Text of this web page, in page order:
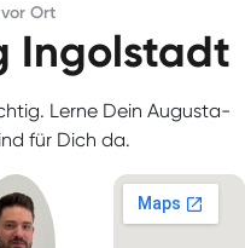
Ort
Ingolstadt
Lerne Dein Augusta-
für Dich da.